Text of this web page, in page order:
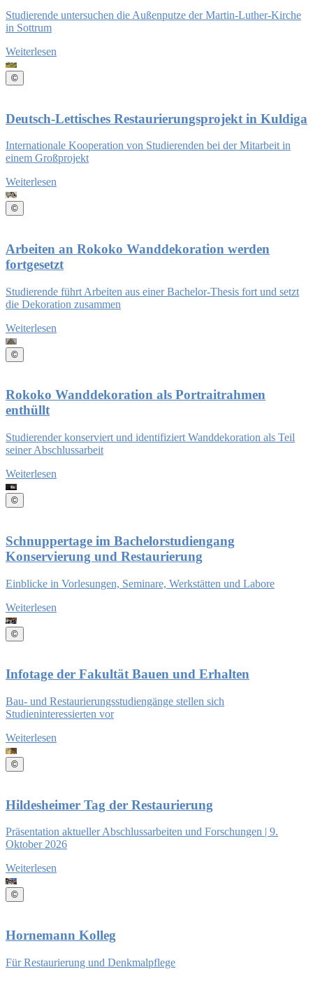
Studierende untersuchen die Außenputze der Martin-Luther-Kirche
in Sottrum
Weiterlesen
©
Deutsch-Lettisches Restaurierungsprojekt in Kuldiga
Internationale Kooperation von Studierenden bei der Mitarbeit in
einem Großprojekt
Weiterlesen
©
Arbeiten an Rokoko Wanddekoration werden
fortgesetzt
Studierende führt Arbeiten aus einer Bachelor-Thesis fort und setzt
die Dekoration zusammen
Weiterlesen
©
Rokoko Wanddekoration als Portraitrahmen
enthüllt
Studierender konserviert und identifiziert Wanddekoration als Teil
seiner Abschlussarbeit
Weiterlesen
©
Schnuppertage im Bachelorstudiengang
Konservierung und Restaurierung
Einblicke in Vorlesungen, Seminare, Werkstätten und Labore
Weiterlesen
©
Infotage der Fakultät Bauen und Erhalten
Bau- und Restaurierungsstudiengänge stellen sich
Studieninteressierten vor
Weiterlesen
©
Hildesheimer Tag der Restaurierung
Präsentation aktueller Abschlussarbeiten und Forschungen | 9.
Oktober 2026
Weiterlesen
©
Hornemann Kolleg
Für Restaurierung und Denkmalpflege